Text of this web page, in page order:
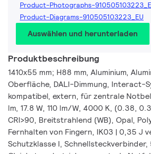
Product-Photographs-
Product-Diagrams-910505103223_EU
Auswählen und herunterladen
Produktbeschreibung
1410x55 mm; H88 mm, Aluminium,
Oberfläche, DALI-Dimmung, Interact-
kompatibel, extern, für zentrale
lm, 17.8 W, 110 lm/W, 4000 K, (0.38,
CRI>90, Breitstrahlend (WB), Opal,
Fernhalten von Fingern, IK03 | 0,35 J
Schutzklasse I,